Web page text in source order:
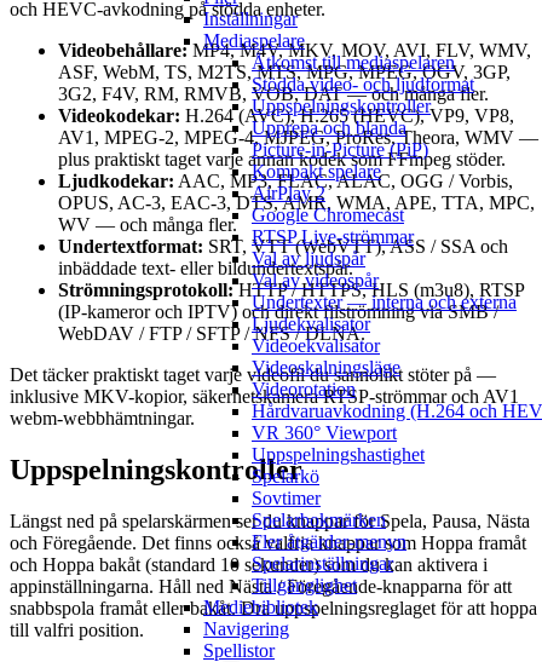
Inställningar
Mediaspelare
Åtkomst till mediaspelaren
Stödda video- och ljudformat
Uppspelningskontroller
Upprepa och blanda
Picture-in-Picture (PiP)
Kompakt spelare
AirPlay 2
Google Chromecast
RTSP Live-strömmar
Val av ljudspår
Val av videospår
Undertexter — interna och externa
Ljudekvalisator
Videoekvalisator
Videoskalningsläge
Videorotation
Hårdvaruavkodning (H.264 och
VR 360° Viewport
Uppspelningshastighet
Spelarkö
Sovtimer
Spelarbokmärken
Fler åtgärder-menyn
Spelarinställningar
Tillgänglighet
Mediebibliotek
Navigering
Spellistor
och HEVC-avkodning på stödda enheter.
Videobehållare:MP4, M4V, MKV, MOV, AVI, FLV, WMV,
ASF, WebM, TS, M2TS, MTS, MPG, MPEG, OGV, 3GP,
3G2, F4V, RM, RMVB, VOB, DAT — och många fler.
Videokodekar: H.264 (AVC), H.265 (HEVC), VP9, VP8,
AV1, MPEG-2, MPEG-4, MJPEG, ProRes, Theora, WMV —
plus praktiskt taget varje annan kodek som FFmpeg stöder.
Ljudkodekar: AAC, MP3, FLAC, ALAC, OGG / Vorbis,
OPUS, AC-3, EAC-3, DTS, AMR, WMA, APE, TTA, MPC,
WV — och många fler.
Undertextformat: SRT, VTT (WebVTT), ASS / SSA och
inbäddade text- eller bildundertextspår.
Strömningsprotokoll:HTTP / HTTPS, HLS (m3u8), RTSP
(IP-kameror och IPTV) och direkt filströmning via SMB /
WebDAV / FTP / SFTP / NFS / DLNA.
Det täcker praktiskt taget varje videofil du sannolikt stöter på —
inklusive MKV-kopior, säkerhetskamera RTSP-strömmar och AV1
webm-webbhämtningar.
Uppspelningskontroller
Längst ned på spelarskärmen ser du knappar för Spela, Pausa, Nästa
och Föregående. Det finns också valfria knappar som Hoppa framåt
och Hoppa bakåt (standard 10 sekunder) som du kan aktivera i
appinställningarna. Håll ned Nästa / Föregående-knapparna för att
snabbspola framåt eller bakåt. Dra uppspelningsreglaget för att hoppa
till valfri position.